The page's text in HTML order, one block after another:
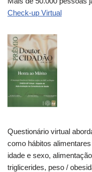
Check-up Virtual
Questionário virtual
como hábitos
idade e sexo,
triglicerides, peso /